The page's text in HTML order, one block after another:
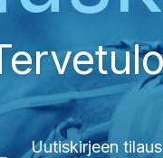
Uutiskirjeen tilaus